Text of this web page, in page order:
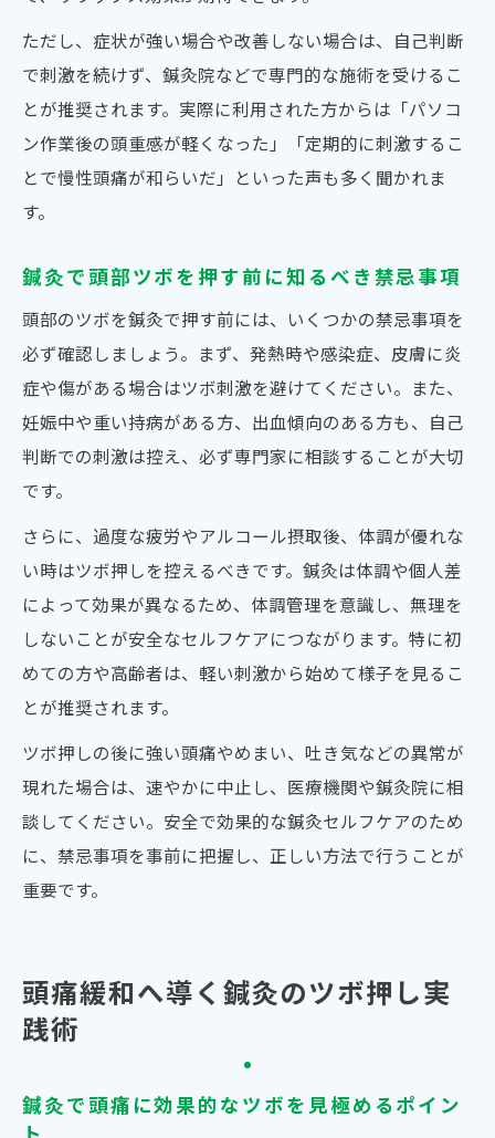
ただし、症状が強い場合や改善しない場合は、自己判断
で刺激を続けず、鍼灸院などで専門的な施術を受けるこ
とが推奨されます。実際に利用された方からは「パソコ
ン作業後の頭重感が軽くなった」「定期的に刺激するこ
とで慢性頭痛が和らいだ」といった声も多く聞かれま
す。
鍼灸で頭部ツボを押す前に知るべき禁忌事項
頭部のツボを鍼灸で押す前には、いくつかの禁忌事項を
必ず確認しましょう。まず、発熱時や感染症、皮膚に炎
症や傷がある場合はツボ刺激を避けてください。また、
妊娠中や重い持病がある方、出血傾向のある方も、自己
判断での刺激は控え、必ず専門家に相談することが大切
です。
さらに、過度な疲労やアルコール摂取後、体調が優れな
い時はツボ押しを控えるべきです。鍼灸は体調や個人差
によって効果が異なるため、体調管理を意識し、無理を
しないことが安全なセルフケアにつながります。特に初
めての方や高齢者は、軽い刺激から始めて様子を見るこ
とが推奨されます。
ツボ押しの後に強い頭痛やめまい、吐き気などの異常が
現れた場合は、速やかに中止し、医療機関や鍼灸院に相
談してください。安全で効果的な鍼灸セルフケアのため
に、禁忌事項を事前に把握し、正しい方法で行うことが
重要です。
頭痛緩和へ導く鍼灸のツボ押し実
践術
鍼灸で頭痛に効果的なツボを見極めるポイン